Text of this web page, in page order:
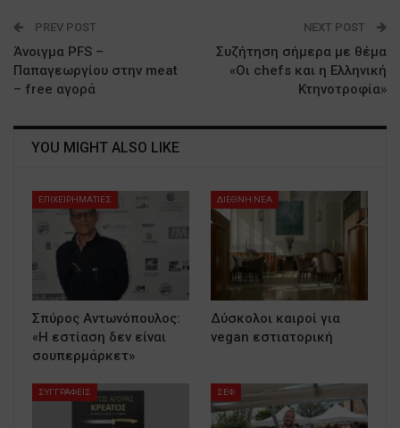
PREV POST
Άνοιγμα PFS –
Παπαγεωργίου στην meat
– free αγορά
NEXT POST
Συζήτηση σήμερα με θέμα
«Οι chefs και η Ελληνική
Κτηνοτροφία»
YOU MIGHT ALSO LIKE
ΕΠΙΧΕΙΡΗΜΑΤΙΕΣ
Σπύρος Αντωνόπουλος:
«Η εστίαση δεν είναι
σουπερμάρκετ»
ΔΙΕΘΝΗ ΝΕΑ
Δύσκολοι καιροί για
vegan εστιατορική
ΣΥΓΓΡΑΦΕΙΣ ΣΕΦ